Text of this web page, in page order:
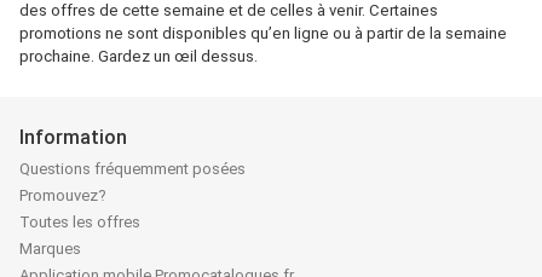
des offres de cette semaine et de celles à venir. Certaines
promotions ne sont disponibles qu’en ligne ou à partir de la semaine
prochaine. Gardez un œil dessus.
Information
Questions fréquemment posées
Promouvez?
Toutes les offres
Marques